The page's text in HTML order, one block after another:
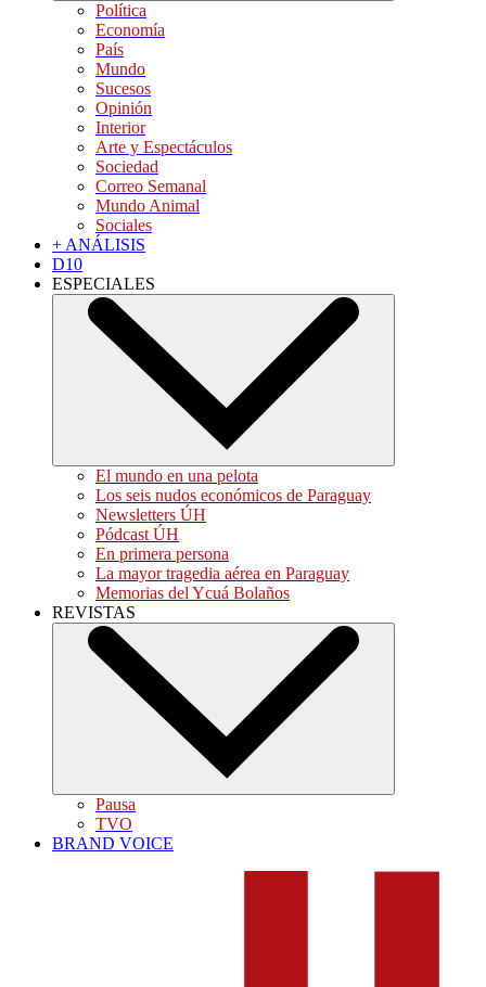
Política
Economía
País
Mundo
Sucesos
Opinión
Interior
Arte y Espectáculos
Sociedad
Correo Semanal
Mundo Animal
Sociales
+ ANÁLISIS
D10
ESPECIALES
El mundo en una pelota
Los seis nudos económicos de Paraguay
Newsletters ÚH
Pódcast ÚH
En primera persona
La mayor tragedia aérea en Paraguay
Memorias del Ycuá Bolaños
REVISTAS
Pausa
TVO
BRAND VOICE